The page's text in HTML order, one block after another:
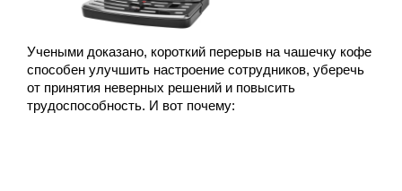
Учеными доказано, короткий перерыв на чашечку кофе
способен улучшить настроение сотрудников, уберечь
от принятия неверных решений и повысить
трудоспособность. И вот почему: